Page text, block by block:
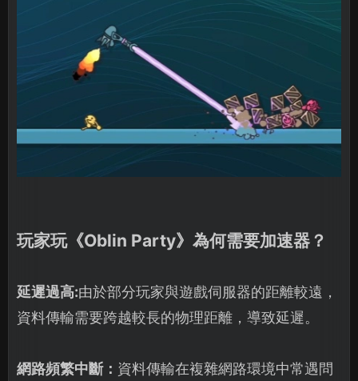
玩家玩《Oblin Party》為何需要加速器？
延遲過高:由於部分玩家與遊戲伺服器的距離較遠，
資料傳輸需要跨越較長的物理距離，導致延遲。
網路頻繁中斷： 資料傳輸在複雜網路環境中常遇問